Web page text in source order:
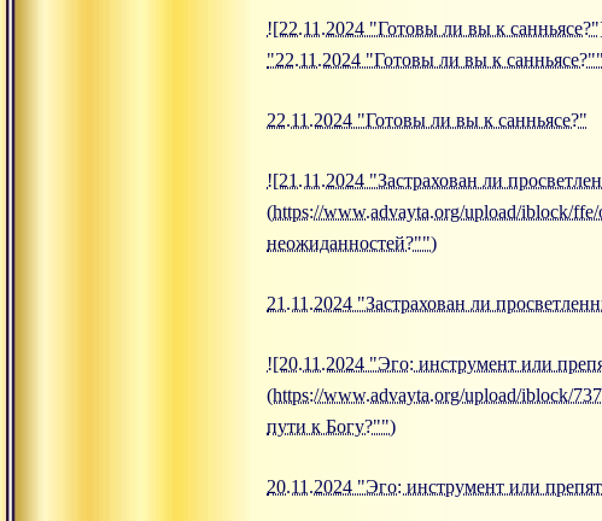
![22.11.2024 "Готовы ли вы к
"22.11.2024 "Готовы ли вы к
22.11.2024 "Готовы ли вы к санньясе?"
![21.11.2024 "Застрахован ли
(https://www.advayta.org/upload/iblock/
неожиданностей?"")
21.11.2024 "Застрахован ли
![20.11.2024 "Эго: инструмент или
(https://www.advayta.org/upload/iblock/
пути к Богу?"")
20.11.2024 "Эго: инструмент или